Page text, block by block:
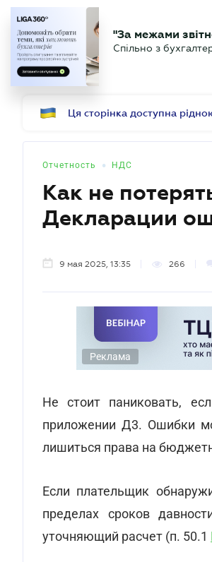
БУХГАЛТЕР Новости
"За межами
Спільно з
Ця сторінка доступна
Отчетность • НДС
Как не
Декларации
9 мая 2025, 13:35 266
Реклама
Не стоит паниковать,
приложении Д3. Ошибки
лишиться права на
Если плательщик
пределах сроков
уточняющий расчет (п. 50.1